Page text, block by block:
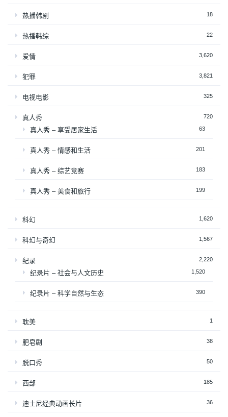
热播韩剧 18
热播韩综 22
爱情 3,620
犯罪 3,821
电视电影 325
真人秀 720
真人秀 – 享受居家生活 63
真人秀 – 情感和生活 201
真人秀 – 综艺竞赛 183
真人秀 – 美食和旅行 199
科幻 1,620
科幻与奇幻 1,567
纪录 2,220
纪录片 – 社会与人文历史 1,520
纪录片 – 科学自然与生态 390
耽美 1
肥皂剧 38
脱口秀 50
西部 185
迪士尼经典动画长片 36